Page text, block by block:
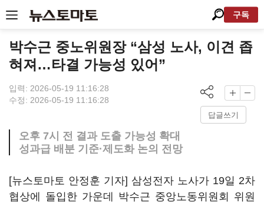
구독
박수근 중노위원장 “삼성 노사, 이견 좁
혀져…타결 가능성 있어”
입력: 2026-05-19 11:16:28
수정: 2026-05-19 11:16:28
답글쓰기
오후 7시 전 결과 도출 가능성 확대
성과급 배분 기준·제도화 논의 전망
[뉴스토마토 안정훈 기자] 삼성전자 노사가 19일 2차
협상에 돌입한 가운데 박수근 중앙노동위원회 위원